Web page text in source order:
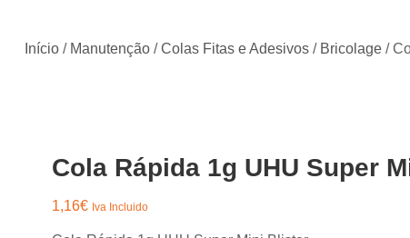
Início/ Manutenção/Colas Fitas e Adesivos/ Bricolage/
Cola Rápida 1g UHU Super
1,16€ Iva Incluido